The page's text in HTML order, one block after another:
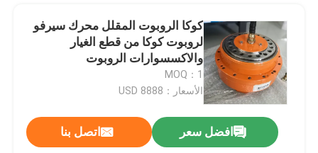
كوكا الروبوت المقلل محرك سيرفو
لروبوت كوكا من قطع الغيار
والاكسسوارات الروبوت
MOQ：1
الأسعار：8888 USD
افضل سعر اتصل بنا